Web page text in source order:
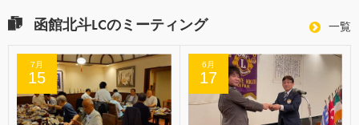
函館北斗LCのミーティング 一覧
7月
15
6月
17